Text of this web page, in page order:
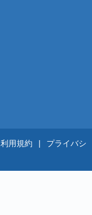
利用規約 | プライバシ